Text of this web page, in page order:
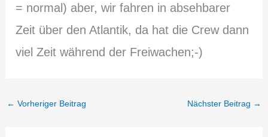
= normal) aber, wir fahren in absehbarer
Zeit über den Atlantik, da hat die Crew dann
viel Zeit während der Freiwachen;-)
← Vorheriger Beitrag Nächster Beitrag →